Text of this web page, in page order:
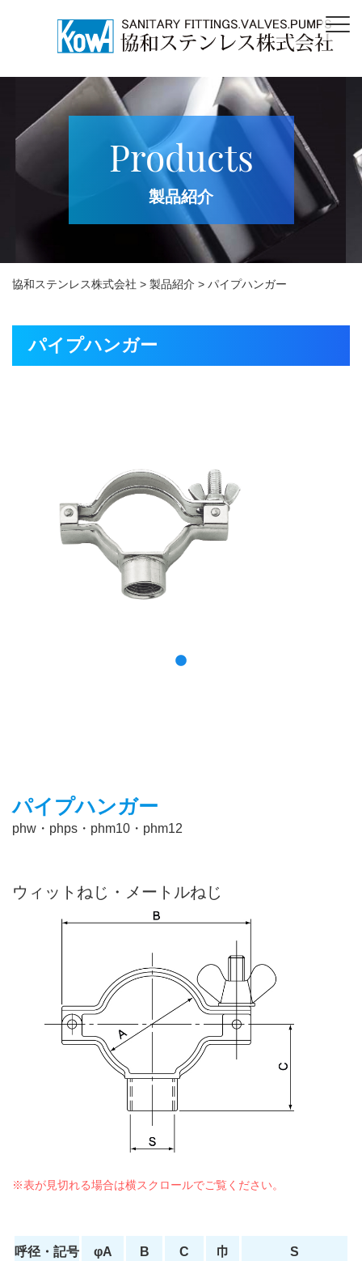
Products
製品紹介
協和ステンレス株式会社 > 製品紹介 > パイプハンガー
パイプハンガー
パイプハンガー
phw・phps・phm10・phm12
ウィットねじ・メートルねじ
呼径・記号 φA B C 巾 S